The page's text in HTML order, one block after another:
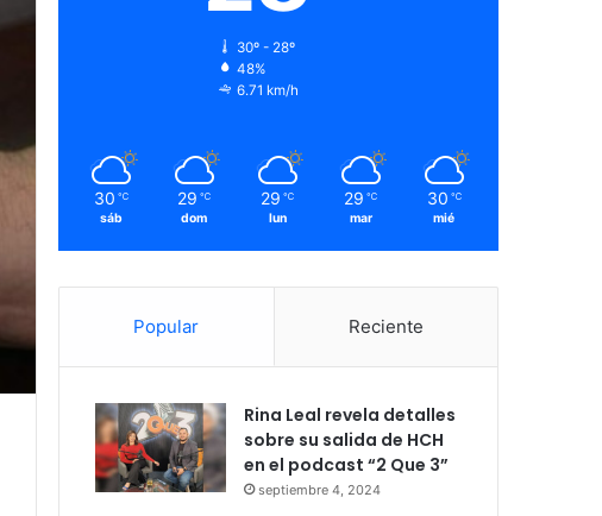
30º - 28º
48%
6.71 km/h
30 ℃
sáb
29 ℃
dom
29 ℃
lun
29 ℃
mar
30 ℃
mié
Popular Reciente
Rina Leal revela detalles
sobre su salida de HCH
en el podcast “2 Que 3”
septiembre 4, 2024